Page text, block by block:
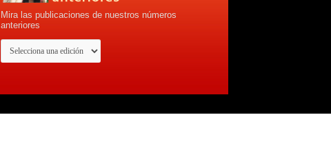
Mira las publicaciones de nuestros números
anteriores